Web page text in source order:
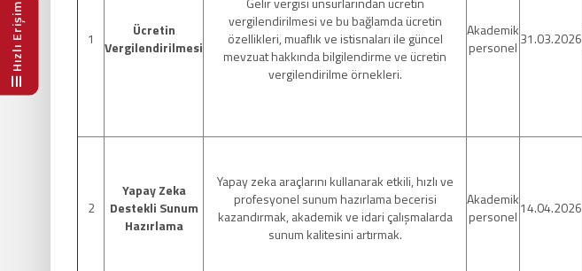
Hızlı Erişim 1
Ücretin
Vergilendirilmesi
vergilendirilmesi ve bu bağlamda ücretin
özellikleri, muaflık ve istisnaları ile güncel
mevzuat hakkında bilgilendirme ve ücretin
vergilendirilme örnekleri.
Akademik
personel 31.03.2026
2
Yapay Zeka
Destekli Sunum
Hazırlama
Yapay zeka araçlarını kullanarak etkili, hızlı ve
profesyonel sunum hazırlama becerisi
kazandırmak, akademik ve idari çalışmalarda
sunum kalitesini artırmak.
Akademik
personel 14.04.2026